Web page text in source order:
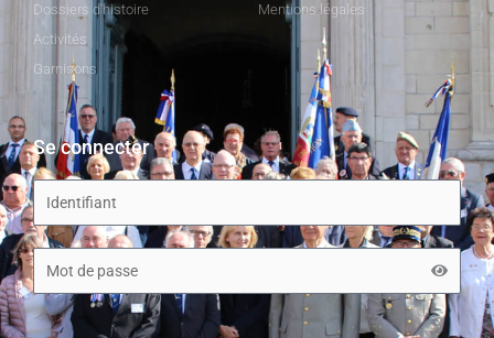
Dossiers d'histoire
Activités
Garnisons
Mentions légales
Se connecter